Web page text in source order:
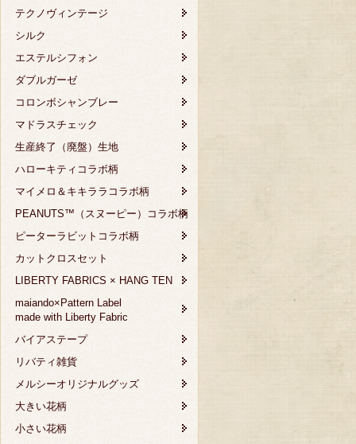
テクノヴィンテージ
シルク
エステルシフォン
ダブルガーゼ
コロンボシャンブレー
マドラスチェック
生産終了（廃盤）生地
ハローキティコラボ柄
マイメロ＆キキララコラボ柄
PEANUTS™（スヌーピー）コラボ柄
ピーターラビットコラボ柄
カットクロスセット
LIBERTY FABRICS × HANG TEN
maiando×Pattern Label
made with Liberty Fabric
バイアステープ
リバティ雑貨
メルシーオリジナルグッズ
大きい花柄
小さい花柄